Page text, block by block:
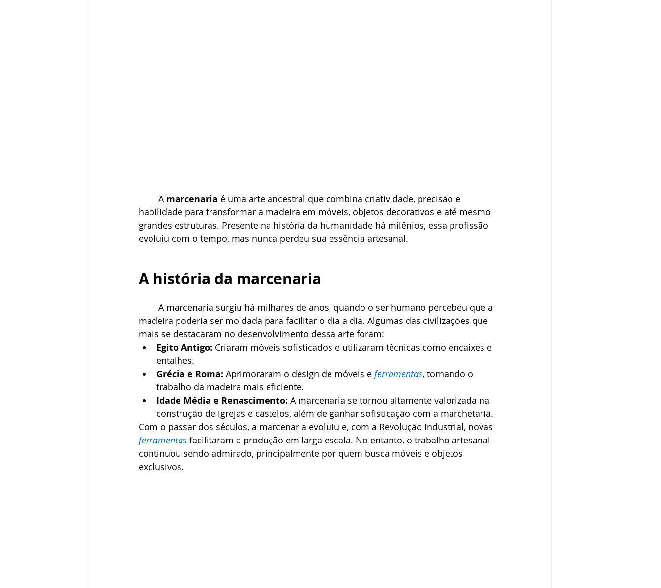
	A
marcenaria é uma arte ancestral que combina criatividade, precisão e
habilidade para transformar a madeira em móveis, objetos decorativos e até mesmo
grandes estruturas. Presente na história da humanidade há milênios, essa profissão
evoluiu com o tempo, mas nunca perdeu sua essência artesanal.
A história da marcenaria
madeira poderia ser moldada para facilitar o dia a dia. Algumas das civilizações que
mais se destacaram no desenvolvimento dessa arte foram:
Egito Antigo: Criaram móveis sofisticados e utilizaram técnicas como encaixes e
entalhes.
Grécia e Roma: Aprimoraram o design de móveis e ferramentas, tornando o
trabalho da madeira mais eficiente.
Idade Média e Renascimento: A marcenaria se tornou altamente valorizada na
construção de igrejas e castelos, além de ganhar sofisticação com a marchetaria.
Com o passar dos séculos, a marcenaria evoluiu e, com a Revolução Industrial, novas
ferramentas facilitaram a produção em larga escala. No entanto, o trabalho artesanal
continuou sendo admirado, principalmente por quem busca móveis e objetos
exclusivos.